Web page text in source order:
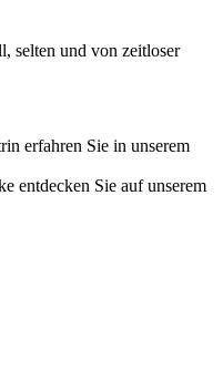
selten und von zeitloser
erfahren Sie in unserem
entdecken Sie auf unserem